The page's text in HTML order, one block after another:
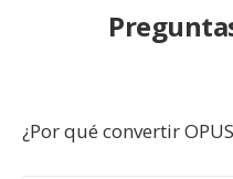
¿Por qué convertir